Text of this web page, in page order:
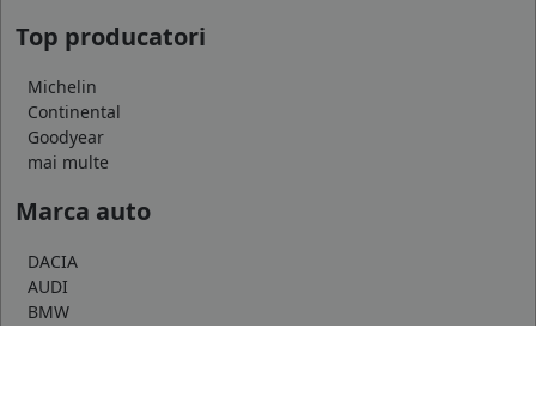
Top producatori
Michelin
Continental
Goodyear
mai multe
Marca auto
DACIA
AUDI
BMW